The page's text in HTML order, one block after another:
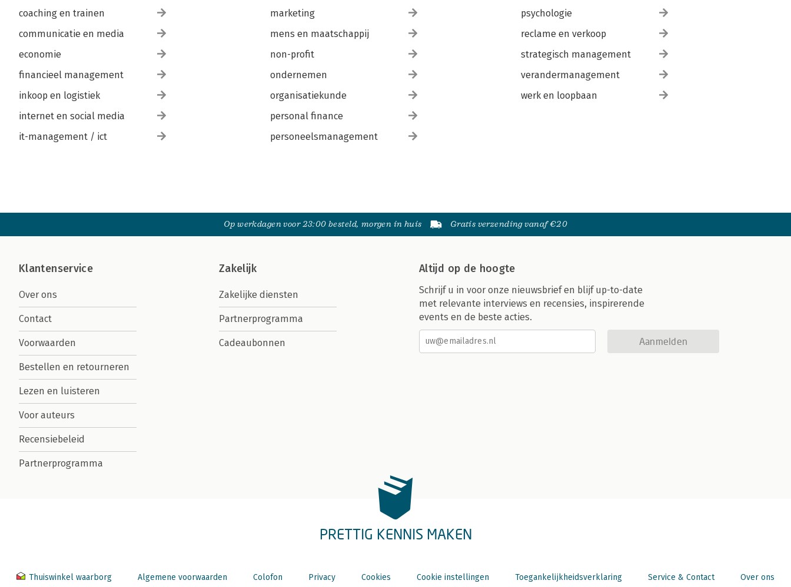
coaching en trainen
communicatie en media
economie
financieel management
inkoop en logistiek
internet en social media
it-management / ict
marketing
mens en maatschappij
non-profit
ondernemen
organisatiekunde
personal finance
personeelsmanagement
psychologie
reclame en verkoop
strategisch management
verandermanagement
werk en loopbaan
Op werkdagen voor 23:00 besteld, morgen in huis Gratis verzending vanaf €20
Klantenservice
Over ons
Contact
Voorwaarden
Bestellen en retourneren
Lezen en luisteren
Voor auteurs
Recensiebeleid
Partnerprogramma
Zakelijk
Zakelijke diensten
Partnerprogramma
Cadeaubonnen
Altijd op de hoogte
Schrijf u in voor onze nieuwsbrief en blijf up-to-date
met relevante interviews en recensies, inspirerende
events en de beste acties.
Aanmelden
PRETTIG KENNIS MAKEN
Thuiswinkel waarborg Algemene voorwaarden Colofon Privacy Cookies Cookie instellingen Toegankelijkheidsverklaring Service & Contact Over ons